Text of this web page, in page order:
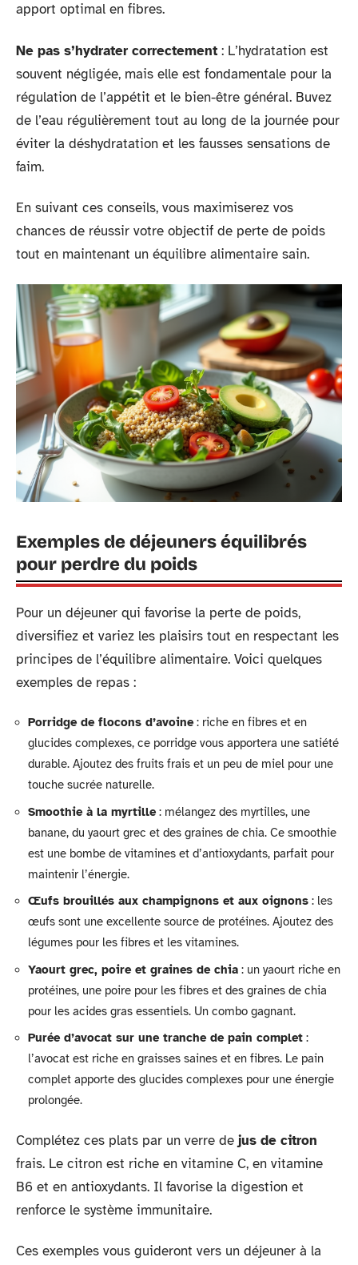
apport optimal en fibres.
Ne pas s’hydrater correctement : L’hydratation est
souvent négligée, mais elle est fondamentale pour la
régulation de l’appétit et le bien-être général. Buvez
de l’eau régulièrement tout au long de la journée pour
éviter la déshydratation et les fausses sensations de
faim.
En suivant ces conseils, vous maximiserez vos
chances de réussir votre objectif de perte de poids
tout en maintenant un équilibre alimentaire sain.
Exemples de déjeuners équilibrés
pour perdre du poids
Pour un déjeuner qui favorise la perte de poids,
diversifiez et variez les plaisirs tout en respectant les
principes de l’équilibre alimentaire. Voici quelques
exemples de repas :
Porridge de flocons d’avoine: riche en fibres et en
glucides complexes, ce porridge vous apportera une satiété
durable. Ajoutez des fruits frais et un peu de miel pour une
touche sucrée naturelle.
Smoothie à la myrtille: mélangez des myrtilles, une
banane, du yaourt grec et des graines de chia. Ce smoothie
est une bombe de vitamines et d’antioxydants, parfait pour
maintenir l’énergie.
Œufs brouillés aux champignons et aux oignons : les
œufs sont une excellente source de protéines. Ajoutez des
légumes pour les fibres et les vitamines.
Yaourt grec, poire et graines de chia : un yaourt riche en
protéines, une poire pour les fibres et des graines de chia
pour les acides gras essentiels. Un combo gagnant.
Purée d’avocat sur une tranche de pain complet :
l’avocat est riche en graisses saines et en fibres. Le pain
complet apporte des glucides complexes pour une énergie
prolongée.
Complétez ces plats par un verre de jus de citron
frais. Le citron est riche en vitamine C, en vitamine
B6 et en antioxydants. Il favorise la digestion et
renforce le système immunitaire.
Ces exemples vous guideront vers un déjeuner à la